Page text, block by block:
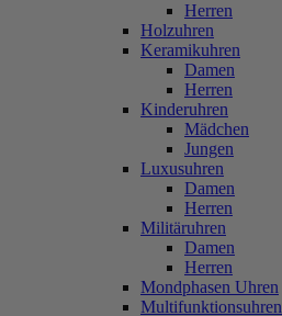
Herren
Holzuhren
Keramikuhren
Damen
Herren
Kinderuhren
Mädchen
Jungen
Luxusuhren
Damen
Herren
Militäruhren
Damen
Herren
Mondphasen Uhren
Multifunktionsuhren